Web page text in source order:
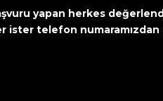
yapan herkes
ister telefon